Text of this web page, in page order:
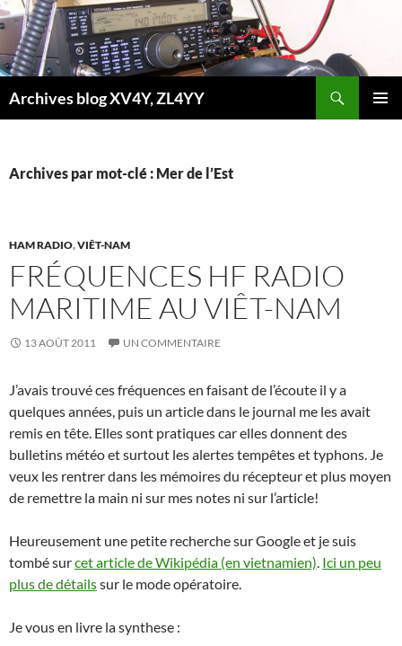
Aller
au
contenu
Archives blog XV4Y, ZL4YY
Archives par mot-clé : Mer de l’Est
HAM RADIO,VIÊT-NAM
FRÉQUENCES HF RADIO
MARITIME AU VIÊT-NAM
13 AOÛT 2011 UN COMMENTAIRE
J’avais trouvé ces fréquences en faisant de l’écoute il y a
quelques années, puis un article dans le journal me les avait
remis en tête. Elles sont pratiques car elles donnent des
bulletins météo et surtout les alertes tempêtes et typhons. Je
veux les rentrer dans les mémoires du récepteur et plus moyen
de remettre la main ni sur mes notes ni sur l’article!
Heureusement une petite recherche sur Google et je suis
tombé surcet article de Wikipédia (en vietnamien). Ici un peu
plus de détailssur le mode opératoire.
Je vous en livre la synthese :